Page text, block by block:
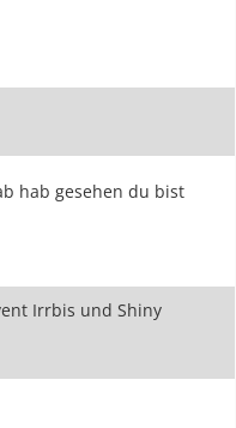
hab gesehen du bist
Irrbis und Shiny